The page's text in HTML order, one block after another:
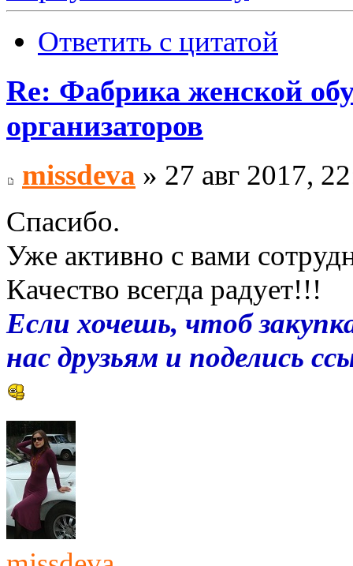
Ответить с цитатой
Re: Фабрика женской
организаторов
missdeva » 27 авг 2017,
Спасибо.
Уже активно с вами
Качество всегда радует!!!
Если хочешь, чтоб
нас друзьям и поделись